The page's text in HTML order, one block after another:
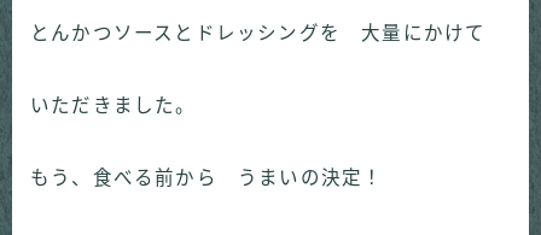
とんかつソースとドレッシングを 大量にかけて
いただきました。
もう、食べる前から うまいの決定！